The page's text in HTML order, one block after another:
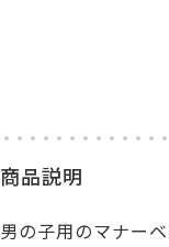
商品説明
男の子用のマナー